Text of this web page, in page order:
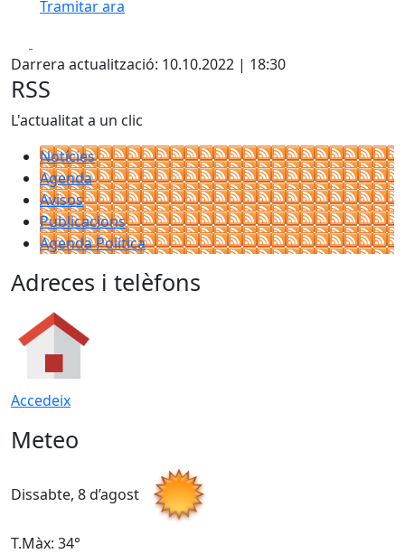
Tramitar ara
Darrera actualització: 10.10.2022 | 18:30
RSS
L'actualitat a un clic
Notícies
Agenda
Avisos
Publicacions
Agenda Política
Adreces i telèfons
Accedeix
Meteo
Dissabte, 8 d’agost
T.Màx: 34°